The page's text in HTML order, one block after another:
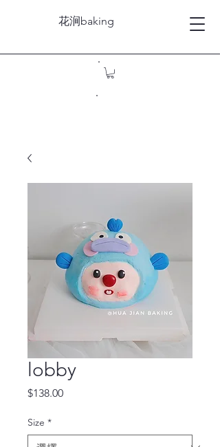
花涧baking
lobby
$138.00價
Size *